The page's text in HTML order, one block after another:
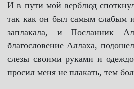
И в пути мой верблюд
так как он был самым слабым
заплакала, и Посланник
благословение Аллаха,
слезы своими руками и
просил меня не плакать, тем